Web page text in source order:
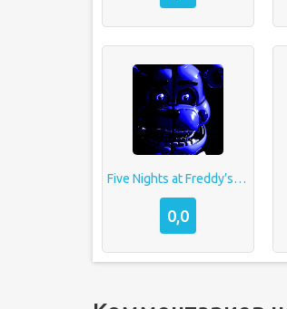
Five Nights at Freddy’s: SL
0,0